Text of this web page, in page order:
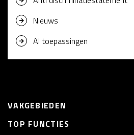
Nieuws
AI toepassingen
VAKGEBIEDEN
TOP FUNCTIES